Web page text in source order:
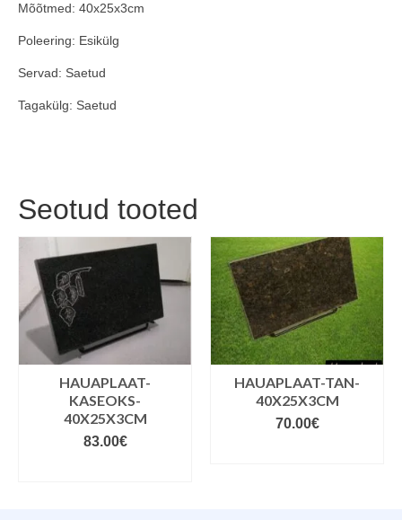
Mõõtmed: 40x25x3cm
Poleering: Esikülg
Servad: Saetud
Tagakülg: Saetud
Seotud tooted
HAUAPLAAT-
KASEOKS-
40X25X3CM
83.00€
HAUAPLAAT-TAN-
40X25X3CM
70.00€